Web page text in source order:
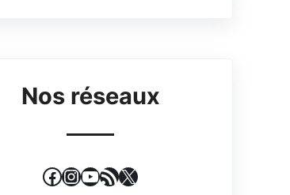
Nos réseaux
Facebook
Instagram
YouTube
Flux RSS
X